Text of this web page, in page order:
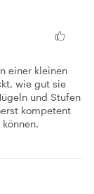
einer kleinen
wie gut sie
und Stufen
kompetent